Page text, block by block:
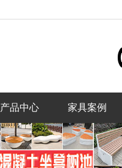
产品中心 家具案例